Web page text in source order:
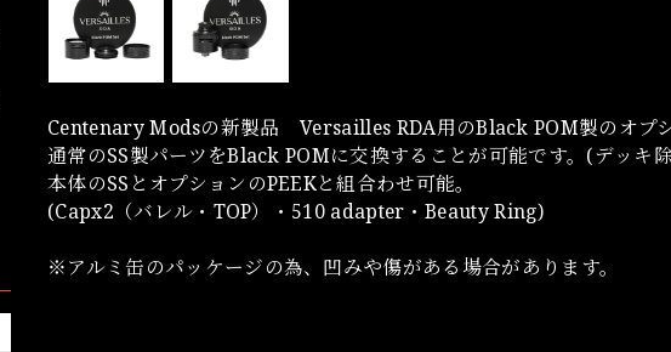
Centenary Modsの新製品 Versailles RDA用のBlack POM製のオプ
通常のSS製パーツをBlack POMに交換することが可能です。(デッキ
本体のSSとオプションのPEEKと組合わせ可能。
(Capx2（バレル・TOP）・510 adapter・Beauty Ring)
※アルミ缶のパッケージの為、凹みや傷がある場合があります。